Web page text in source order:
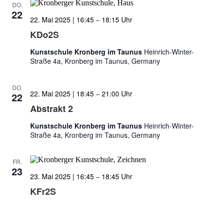
DO.
22
KDo2S
22. Mai 2025 | 16:45 – 18:15
Kunstschule Kronberg im Taunus Heinrich-Winter-
Straße 4a, Kronberg im Taunus, Germany
DO.
22
Abstrakt 2
22. Mai 2025 | 18:45 – 21:00
Kunstschule Kronberg im Taunus Heinrich-Winter-
Straße 4a, Kronberg im Taunus, Germany
FR.
23
KFr2S
23. Mai 2025 | 16:45 – 18:45